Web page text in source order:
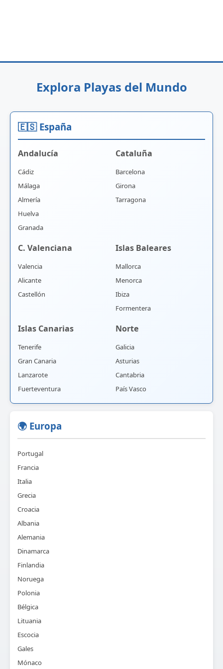
Explora Playas del Mundo
🇪🇸 España
Andalucía
Cádiz
Málaga
Almería
Huelva
Granada
Cataluña
Barcelona
Girona
Tarragona
C. Valenciana
Valencia
Alicante
Castellón
Islas Baleares
Mallorca
Menorca
Ibiza
Formentera
Islas Canarias
Tenerife
Gran Canaria
Lanzarote
Fuerteventura
Norte
Galicia
Asturias
Cantabria
País Vasco
🌍 Europa
Portugal
Francia
Italia
Grecia
Croacia
Albania
Alemania
Dinamarca
Finlandia
Noruega
Polonia
Bélgica
Lituania
Escocia
Gales
Mónaco